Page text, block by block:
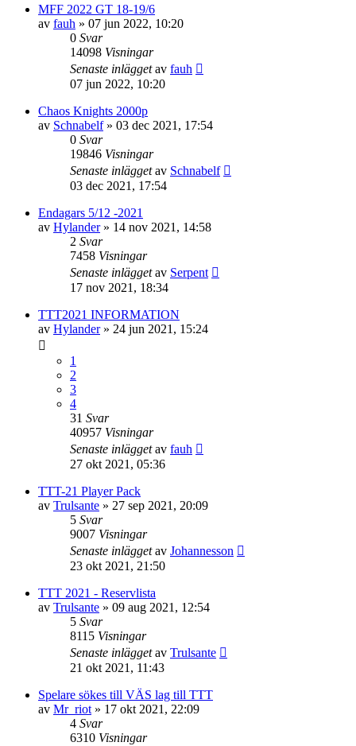
MFF 2022 GT 18-19/6
av fauh » 07 jun 2022, 10:20
0 Svar
14098 Visningar
Senaste inläggetav fauh
07 jun 2022, 10:20
Chaos Knights 2000p
av Schnabelf» 03 dec 2021, 17:54
0 Svar
19846 Visningar
Senaste inläggetav Schnabelf
03 dec 2021, 17:54
Endagars 5/12 -2021
av Hylander» 14 nov 2021, 14:58
2 Svar
7458 Visningar
Senaste inläggetav Serpent
17 nov 2021, 18:34
TTT2021 INFORMATION
av Hylander» 24 jun 2021, 15:24
1
2
3
4
31 Svar
40957 Visningar
Senaste inläggetav fauh
27 okt 2021, 05:36
TTT-21 Player Pack
av Trulsante » 27 sep 2021, 20:09
5 Svar
9007 Visningar
Senaste inläggetav Johannesson
23 okt 2021, 21:50
TTT 2021 - Reservlista
av Trulsante » 09 aug 2021, 12:54
5 Svar
8115 Visningar
Senaste inläggetav Trulsante
21 okt 2021, 11:43
Spelare sökes till VÄS lag till TTT
av Mr_riot » 17 okt 2021, 22:09
4 Svar
6310 Visningar